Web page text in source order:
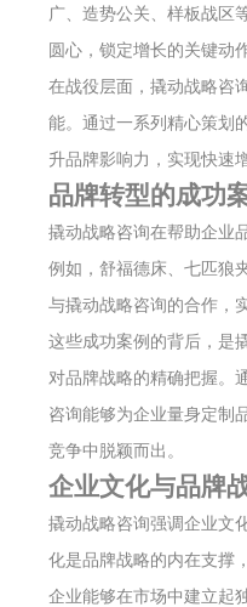
广、造势公关、样板战区
圆心，锁定增长的关键动
在战役层面，撬动战略咨
能。通过一系列精心策划
升品牌影响力，实现快速增
品牌转型的成功
撬动战略咨询在帮助企业
例如，舒福德床、七匹狼
与撬动战略咨询的合作，
这些成功案例的背后，是
对品牌战略的精确把握。
咨询能够为企业量身定制
竞争中脱颖而出。
企业文化与品牌
撬动战略咨询强调企业文
化是品牌战略的内在支撑
企业能够在市场中建立起